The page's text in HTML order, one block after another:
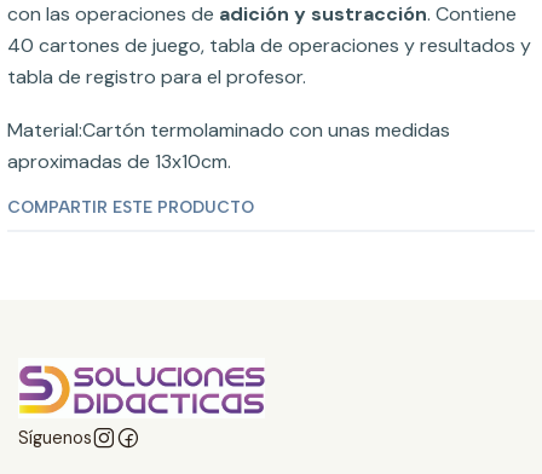
con las operaciones de adición y sustracción. Contiene
40 cartones de juego, tabla de operaciones y resultados y
tabla de registro para el profesor.
Material:Cartón termolaminado con unas medidas
aproximadas de 13x10cm.
COMPARTIR ESTE PRODUCTO
Síguenos